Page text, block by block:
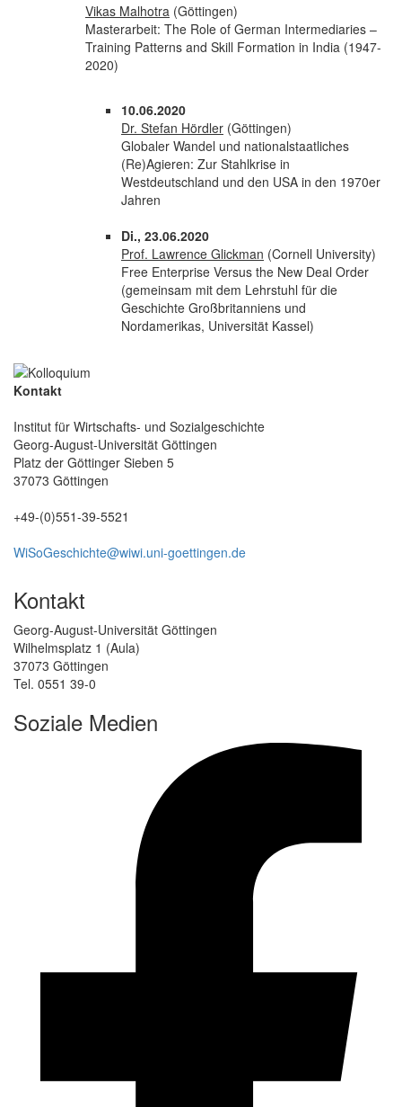
Vikas Malhotra (Göttingen)
Masterarbeit: The Role of German Intermediaries –
Training Patterns and Skill Formation in India (1947-
2020)
10.06.2020
Dr. Stefan Hördler (Göttingen)
Globaler Wandel und nationalstaatliches
(Re)Agieren: Zur Stahlkrise in
Westdeutschland und den USA in den 1970er
Jahren
Di., 23.06.2020
Prof. Lawrence Glickman (Cornell University)
Free Enterprise Versus the New Deal Order
(gemeinsam mit dem Lehrstuhl für die
Geschichte Großbritanniens und
Nordamerikas, Universität Kassel)
Kontakt
Institut für Wirtschafts- und Sozialgeschichte
Georg-August-Universität Göttingen
Platz der Göttinger Sieben 5
37073 Göttingen
+49-(0)551-39-5521
WiSoGeschichte@wiwi.uni-goettingen.de
Kontakt
Georg-August-Universität Göttingen
Wilhelmsplatz 1 (Aula)
37073 Göttingen
Tel. 0551 39-0
Soziale Medien